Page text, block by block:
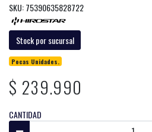
SKU: 75390635828722
Stock por sucursal
Pocas Unidades.
$ 239.990
CANTIDAD